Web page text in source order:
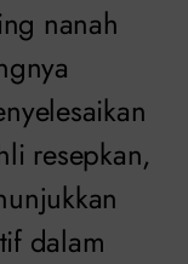
nanah
resepkan,
dalam